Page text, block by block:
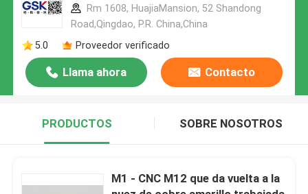
Rm 1608, HuajiaMansion, 52 Shandong
Road,Qingdao, P.R. China,China
5.0
Proveedor verificado
Llama ahora Contacto
PRODUCTOS SOBRE NOSOTROS
M1 - CNC M12 que da vuelta a la